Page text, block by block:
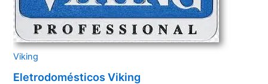
Viking
Eletrodomésticos Viking